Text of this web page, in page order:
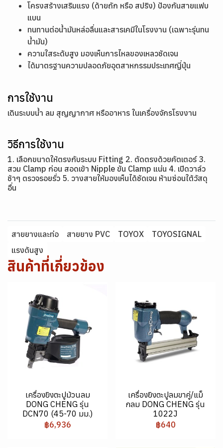
โครงสร้างเสริมแรง (ด้ายถัก หรือ สปริง) ป้องกันสายแฟบ
แบน
ทนทานต่อน้ำมันหล่อลื่นและสารเคมีในโรงงาน (เฉพาะรุ่นทน
น้ำมัน)
ความใสระดับสูง มองเห็นการไหลของเหลวชัดเจน
ได้มาตรฐานความปลอดภัยอุตสาหกรรมประเทศญี่ปุ่น
การใช้งาน
เดินระบบน้ำ ลม สุญญากาศ หรืออาหาร ในเครื่องจักรโรงงาน
วิธีการใช้งาน
1. เลือกขนาดให้ตรงกับระบบ Fitting 2. ตัดตรงด้วยคัตเตอร์ 3.
สวม Clamp ก่อน สอดเข้า Nipple ขัน Clamp แน่น 4. เปิดวาล์ว
ช้าๆ ตรวจรอยรั่ว 5. วางสายให้มองเห็นได้ชัดเจน ห้ามซ่อนใต้วัสดุ
อื่น
สายยางและท่อ สายยาง PVC TOYOX
TOYOSIGNAL
แรงดันสูง
สินค้าที่เกี่ยวข้อง
เครื่องยิงตะปูม้วนลม
DONG CHENG รุ่น
DCN70 (45-70 มม.)
฿6,936
เครื่องยิงตะปูลมขาคู่/แม็
กลม DONG CHENG รุ่น
1022J
฿640